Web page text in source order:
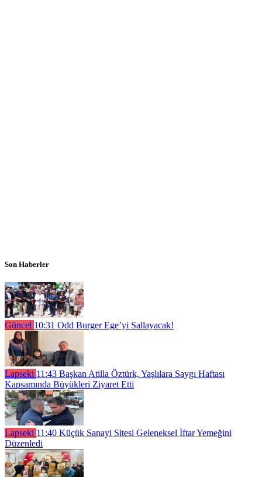
Son Haberler
Güncel 10:31 Odd Burger Ege’yi Sallayacak!
Lapseki 11:43 Başkan Atilla Öztürk, Yaşlılara Saygı Haftası
Kapsamında Büyükleri Ziyaret Etti
Lapseki 11:40 Küçük Sanayi Sitesi Geleneksel İftar Yemeğini
Düzenledi